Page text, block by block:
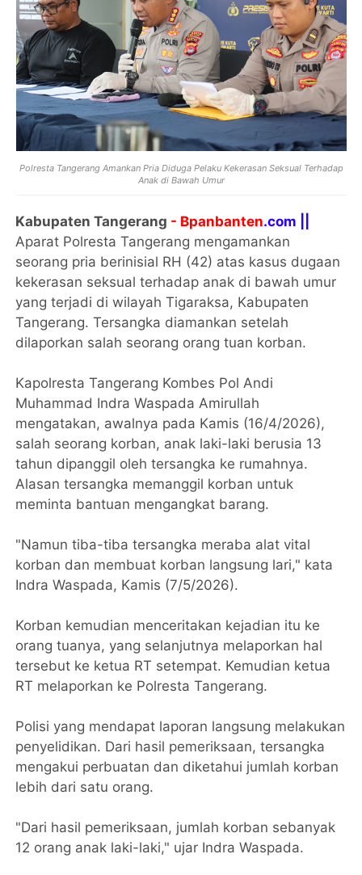
Polresta Tangerang Amankan Pria Diduga Pelaku Kekerasan Seksual Terhadap
Anak di Bawah Umur
Kabupaten Tangerang - Bpanbanten.com ||
Aparat Polresta Tangerang mengamankan
seorang pria berinisial RH (42) atas kasus dugaan
kekerasan seksual terhadap anak di bawah umur
yang terjadi di wilayah Tigaraksa, Kabupaten
Tangerang. Tersangka diamankan setelah
dilaporkan salah seorang orang tuan korban.
Kapolresta Tangerang Kombes Pol Andi
Muhammad Indra Waspada Amirullah
mengatakan, awalnya pada Kamis (16/4/2026),
salah seorang korban, anak laki-laki berusia 13
tahun dipanggil oleh tersangka ke rumahnya.
Alasan tersangka memanggil korban untuk
meminta bantuan mengangkat barang.
"Namun tiba-tiba tersangka meraba alat vital
korban dan membuat korban langsung lari," kata
Indra Waspada, Kamis (7/5/2026).
Korban kemudian menceritakan kejadian itu ke
orang tuanya, yang selanjutnya melaporkan hal
tersebut ke ketua RT setempat. Kemudian ketua
RT melaporkan ke Polresta Tangerang.
Polisi yang mendapat laporan langsung melakukan
penyelidikan. Dari hasil pemeriksaan, tersangka
mengakui perbuatan dan diketahui jumlah korban
lebih dari satu orang.
"Dari hasil pemeriksaan, jumlah korban sebanyak
12 orang anak laki-laki," ujar Indra Waspada.